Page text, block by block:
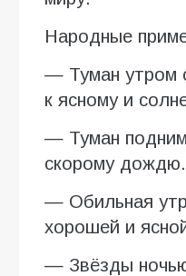
Народные
— Туман утром
к ясному и
— Туман
скорому дождю.
— Обильная
хорошей и
— Звёзды